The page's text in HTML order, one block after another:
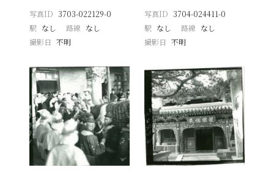
写真ID 3703-022129-0
駅 なし 路線 なし
撮影日
不明
写真ID 3704-024411-0
駅 なし 路線 なし
撮影日 不明